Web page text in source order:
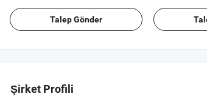
Talep Gönder
Şirket Profili